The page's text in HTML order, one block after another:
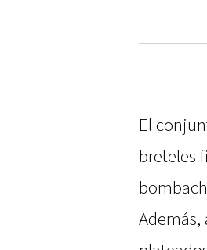
El
breteles